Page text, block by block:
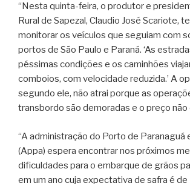
“Nesta quinta-feira, o produtor e
Rural de Sapezal, Claudio José Scariote,
monitorar os veículos que seguiam com
portos de São Paulo e Paraná. ‘As
péssimas condições e os caminhões
comboios, com velocidade reduzida.’ A
segundo ele, não atrai porque as
transbordo são demoradas e o preço
“A administração do Porto de Paranaguá
(Appa) espera encontrar nos próximos
dificuldades para o embarque de grãos
em um ano cuja expectativa de safra é